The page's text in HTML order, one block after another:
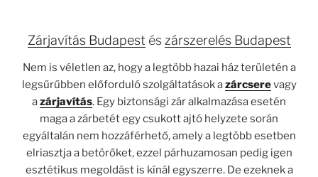
Zárjavítás Budapest és zárszerelés Budapest
Nem is véletlen az, hogy a legtöbb hazai ház területén a
legsűrűbben előforduló szolgáltatások azárcserevagy
azárjavítás. Egy biztonsági zár alkalmazása esetén
maga a zárbetét egy csukott ajtó helyzete során
egyáltalán nem hozzáférhető, amely a legtöbb esetben
elriasztja a betörőket, ezzel párhuzamosan pedig igen
esztétikus megoldást is kínál egyszerre. De ezeknek a